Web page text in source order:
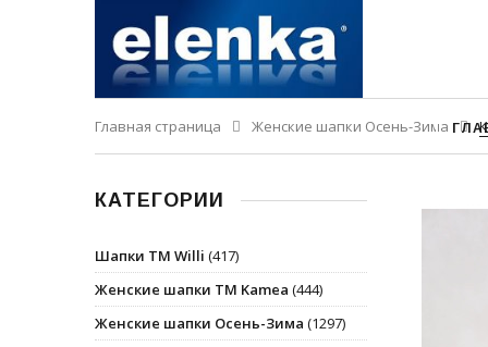
Главная страница Женские шапки Осень-Зима
КАТЕГОРИИ
Шапки ТМ Willi (417)
Женские шапки ТМ Kamea (444)
Женские шапки Осень-Зима (1297)